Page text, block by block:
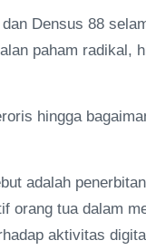
Densus 88
paham radikal,
hingga
adalah
orang tua dalam
aktivitas